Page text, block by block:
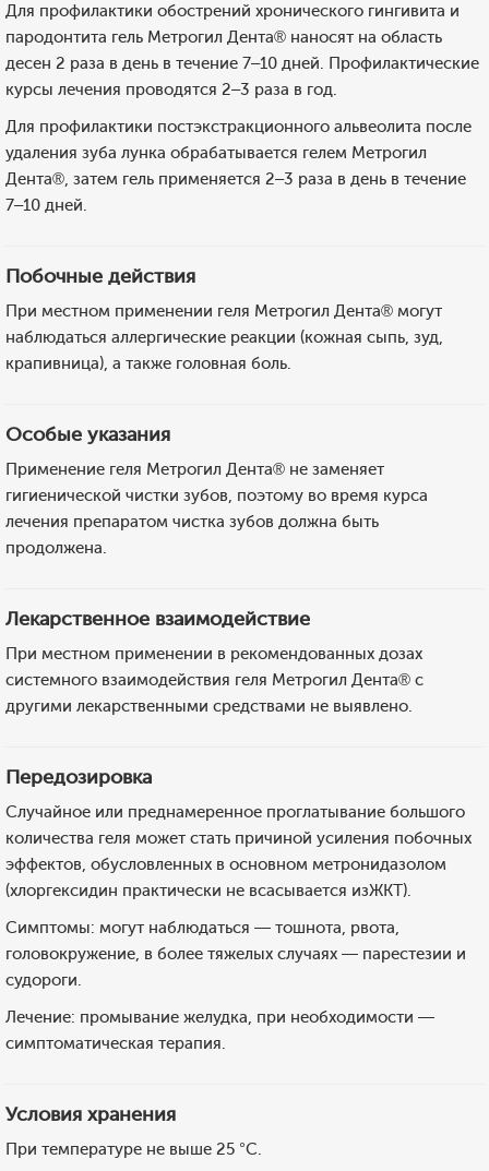
Для профилактики обострений хронического гингивита и
пародонтита гель Метрогил Дента® наносят на область
десен 2 раза в день в течение 7–10 дней. Профилактические
курсы лечения проводятся 2–3 раза в год.
Для профилактики постэкстракционного альвеолита после
удаления зуба лунка обрабатывается гелем Метрогил
Дента®, затем гель применяется 2–3 раза в день в течение
7–10 дней.
Побочные действия
При местном применении геля Метрогил Дента® могут
наблюдаться аллергические реакции (кожная сыпь, зуд,
крапивница), а также головная боль.
Особые указания
Применение геля Метрогил Дента® не заменяет
гигиенической чистки зубов, поэтому во время курса
лечения препаратом чистка зубов должна быть
продолжена.
Лекарственное взаимодействие
При местном применении в рекомендованных дозах
системного взаимодействия геля Метрогил Дента® с
другими лекарственными средствами не выявлено.
Передозировка
Случайное или преднамеренное проглатывание большого
количества геля может стать причиной усиления побочных
эффектов, обусловленных в основном метронидазолом
(хлоргексидин практически не всасывается изЖКТ).
Симптомы: могут наблюдаться — тошнота, рвота,
головокружение, в более тяжелых случаях — парестезии и
судороги.
Лечение: промывание желудка, при необходимости —
симптоматическая терапия.
Условия хранения
При температуре не выше 25 °C.